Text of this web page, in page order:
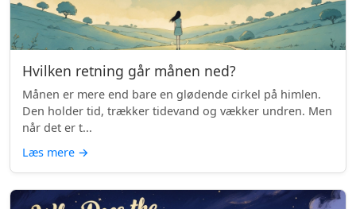
Hvilken retning går månen ned?
Månen er mere end bare en glødende cirkel på himlen.
Den holder tid, trækker tidevand og vækker undren. Men
når det er t...
Læs mere →